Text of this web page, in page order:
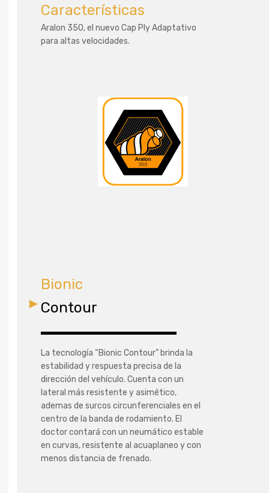
Características
Aralon 350, el nuevo Cap Ply Adaptativo
para altas velocidades.
Bionic
Contour
La tecnología “Bionic Contour” brinda la
estabilidad y respuesta precisa de la
dirección del vehículo. Cuenta con un
lateral más resistente y asimético,
ademas de surcos circunferenciales en el
centro de la banda de rodamiento. El
doctor contará con un neumático estable
en curvas, resistente al acuaplaneo y con
menos distancia de frenado.